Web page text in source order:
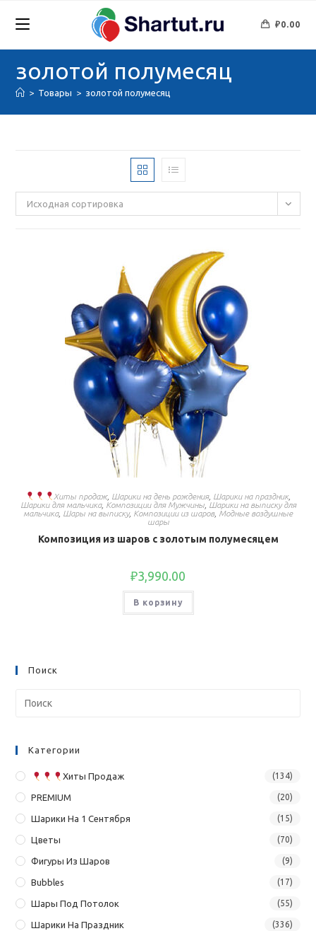
₽0.00
золотой полумесяц
> Товары > золотой полумесяц
Исходная сортировка
Хиты продаж, Шарики на день рождения, Шарики на праздник,
Шарики для мальчика, Композиции для Мужчины, Шарики на выписку для
мальчика, Шары на выписку, Композиции из шаров, Модные воздушные
шары
Композиция из шаров с золотым полумесяцем
₽3,990.00
В корзину
Поиск
Категории
Хиты Продаж (134)
PREMIUM (20)
Шарики На 1 Сентября (15)
Цветы (70)
Фигуры Из Шаров (9)
Bubbles (17)
Шары Под Потолок (55)
Шарики На Праздник (336)